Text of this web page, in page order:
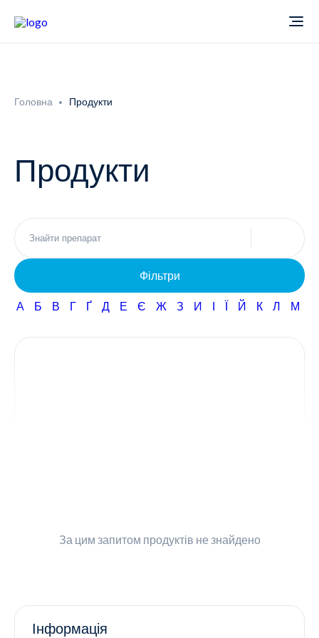
Новини
Неврологія
Всі продукти
Фармаконагляд
Кар'єра
Головна Продукти
Продукти
Фільтри
А Б В Г Ґ Д Е Є Ж З И І Ї Й К Л М
За цим запитом продуктів не знайдено
Інформація